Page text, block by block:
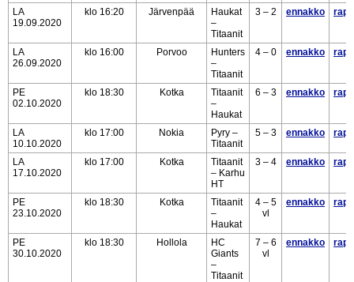
LA
19.09.2020
klo 16:20 Järvenpää
Haukat
–
Titaanit
3 – 2 ennakko
LA
26.09.2020
klo 16:00 Porvoo
Hunters
–
Titaanit
4 – 0 ennakko
PE
02.10.2020
klo 18:30 Kotka
Titaanit
–
Haukat
6 – 3 ennakko
LA
10.10.2020
klo 17:00 Nokia
Pyry –
Titaanit
5 – 3 ennakko
LA
17.10.2020
klo 17:00 Kotka
Titaanit
– Karhu
HT
3 – 4 ennakko
PE
23.10.2020
klo 18:30 Kotka
Titaanit
–
Haukat
4 – 5
vl
ennakko
PE
30.10.2020
klo 18:30 Hollola
HC
Giants
–
Titaanit
7 – 6
vl
ennakko